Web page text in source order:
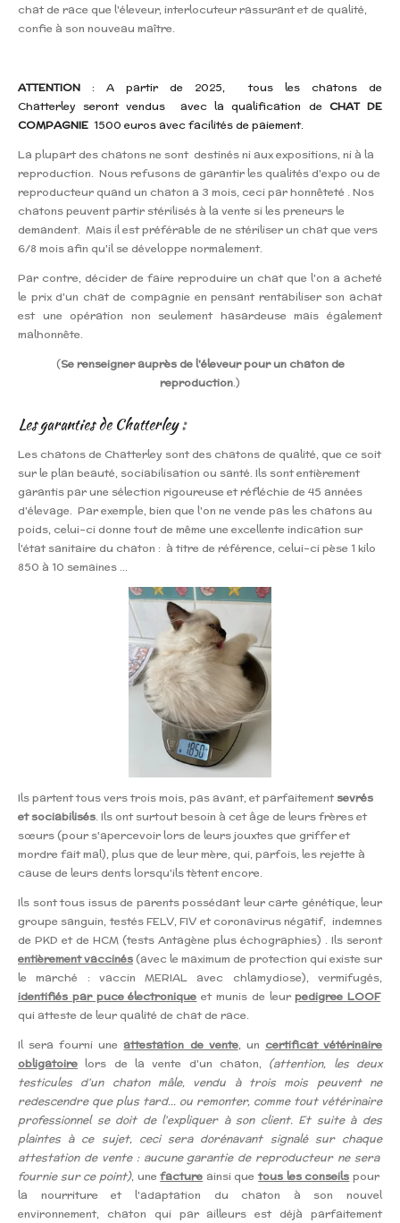
chat de race que l'éleveur, interlocuteur rassurant et de qualité,
confie à son nouveau maître.
ATTENTION : A partir de 2025, tous les chatons de
Chatterley seront vendus avec la qualification de CHAT DE
COMPAGNIE 1500 euros avec facilités de paiement.
La plupart des chatons ne sont destinés ni aux expositions, ni à la
reproduction. Nous refusons de garantir les qualités d'expo ou de
reproducteur quand un chaton a 3 mois, ceci par honnêteté . Nos
chatons peuvent partir stérilisés à la vente si les preneurs le
demandent. Mais il est préférable de ne stériliser un chat que vers
6/8 mois afin qu'il se développe normalement.
Par contre, décider de faire reproduire un chat que l'on a acheté
le prix d'un chat de compagnie en pensant rentabiliser son achat
est une opération non seulement hasardeuse mais également
malhonnête.
(Se renseigner auprès de l'éleveur pour un chaton de
reproduction.)
Les garanties de Chatterley:
Les chatons de Chatterley sont des chatons de qualité, que ce soit
sur le plan beauté, sociabilisation ou santé. Ils sont entièrement
garantis par une sélection rigoureuse et réfléchie de 45 années
d'élevage. Par exemple, bien que l'on ne vende pas les chatons au
poids, celui-ci donne tout de même une excellente indication sur
l'état sanitaire du chaton : à titre de référence, celui-ci pèse 1 kilo
850 à 10 semaines ...
Ils partent tous vers trois mois, pas avant, et parfaitementsevrés
et sociabilisés. Ils ont surtout besoin à cet âge de leurs frères et
sœurs (pour s'apercevoir lors de leurs jouxtes que griffer et
mordre fait mal), plus que de leur mère, qui, parfois, les rejette à
cause de leurs dents lorsqu'ils tètent encore.
Ils sont tous issus de parents possédant leur carte génétique, leur
groupe sanguin, testés FELV, FIV et coronavirus négatif, indemnes
de PKD et de HCM (tests Antagène plus échographies) . Ils seront
entièrement vaccinés(avec le maximum de protection qui existe sur
le marché : vaccin MERIAL avec chlamydiose), vermifugés,
identifiés par puce électronique et munis de leurpedigree LOOF
qui atteste de leur qualité de chat de race.
Il sera fourni uneattestation de vente, un certificat vétérinaire
obligatoire lors de la vente d'un chaton, (attention, les deux
testicules d'un chaton mâle, vendu à trois mois peuvent ne
redescendre que plus tard... ou remonter, comme tout vétérinaire
professionnel se doit de l'expliquer à son client. Et suite à des
plaintes à ce sujet, ceci sera dorénavant signalé sur chaque
attestation de vente : aucune garantie de reproducteur ne sera
fournie sur ce point), unefacture ainsi quetous les conseils pour
la nourriture et l'adaptation du chaton à son nouvel
environnement, chaton qui par ailleurs est déjà parfaitement